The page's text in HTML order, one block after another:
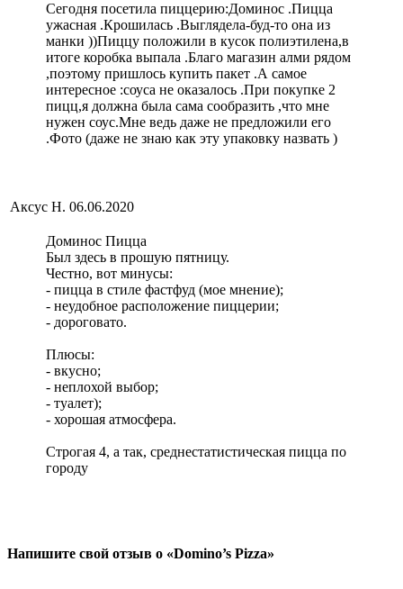
Сегодня посетила пиццерию:Доминос .Пицца
ужасная .Крошилась .Выглядела-буд-то она из
манки ))Пиццу положили в кусок полиэтилена,в
итоге коробка выпала .Благо магазин алми рядом
,поэтому пришлось купить пакет .А самое
интересное :соуса не оказалось .При покупке 2
пицц,я должна была сама сообразить ,что мне
нужен соус.Мне ведь даже не предложили его
.Фото (даже не знаю как эту упаковку назвать )
Аксус Н. 06.06.2020
Доминос Пицца
Был здесь в прошую пятницу.
Честно, вот минусы:
- пицца в стиле фастфуд (мое мнение);
- неудобное расположение пиццерии;
- дороговато.
Плюсы:
- вкусно;
- неплохой выбор;
- туалет);
- хорошая атмосфера.
Строгая 4, а так, среднестатистическая пицца по
городу
Напишите свой отзыв о «Domino’s Pizza»